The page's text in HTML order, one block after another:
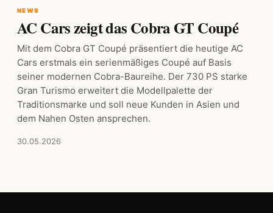
NEWS
AC Cars zeigt das Cobra GT Coupé
Mit dem Cobra GT Coupé präsentiert die heutige AC
Cars erstmals ein serienmäßiges Coupé auf Basis
seiner modernen Cobra-Baureihe. Der 730 PS starke
Gran Turismo erweitert die Modellpalette der
Traditionsmarke und soll neue Kunden in Asien und
dem Nahen Osten ansprechen.
30.05.2026